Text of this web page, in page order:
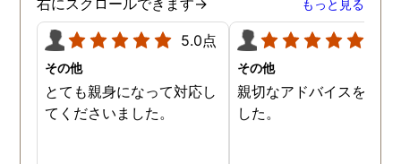
もっと見る
5.0点
その他
とても親身になって対応し
てくださいました。
その他
親切なアドバイスを頂き
した。